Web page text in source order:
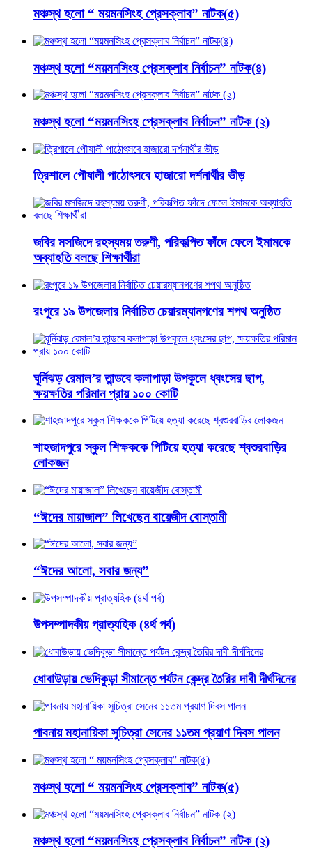
মঞ্চস্থ হলো “ ময়মনসিংহ প্রেসক্লাব” নাটক(৫)
মঞ্চস্থ হলো “ময়মনসিংহ প্রেসক্লাব নির্বাচন” নাটক(৪)
মঞ্চস্থ হলো “ময়মনসিংহ প্রেসক্লাব নির্বাচন” নাটক (২)
ত্রিশালে পৌষালী পাঠোৎসবে হাজারো দর্শনার্থীর ভীড়
জবির মসজিদে রহস্যময় তরুণী, পরিকল্পিত ফাঁদে ফেলে ইমামকে
অব্যাহতি বলছে শিক্ষার্থীরা
রংপুরে ১৯ উপজেলার নির্বাচিত চেয়ারম্যানগণের শপথ অনুষ্ঠিত
ঘূর্নিঝড় রেমাল’র তান্ডবে কলাপাড়া উপকূলে ধ্বংসের ছাপ,
ক্ষয়ক্ষতির পরিমান প্রায় ১০০ কোটি
শাহজাদপুরে স্কুল শিক্ষককে পিটিয়ে হত্যা করেছে শ্বশুরবাড়ির
লোকজন
“ঈদের মায়াজাল” লিখেছেন বায়েজীদ বোস্তামী
“ঈদের আলো, সবার জন্য”
উপসম্পাদকীয় প্রাত্যহিক (৪র্থ পর্ব)
ধোবাউড়ায় ভেদিকুড়া সীমান্তে পর্যটন কেন্দ্র তৈরির দাবী দীর্ঘদিনের
পাবনায় মহানায়িকা সুচিত্রা সেনের ১১তম প্রয়াণ দিবস পালন
মঞ্চস্থ হলো “ ময়মনসিংহ প্রেসক্লাব” নাটক(৫)
মঞ্চস্থ হলো “ময়মনসিংহ প্রেসক্লাব নির্বাচন” নাটক (২)